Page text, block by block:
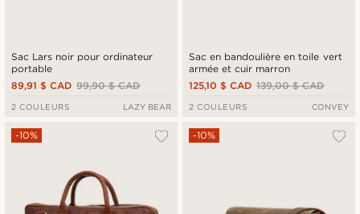
Sac Lars noir pour ordinateur
portable
99,90 $ CAD
89,91 $ CAD
2 COULEURS LAZY BEAR
Sac en bandoulière en toile vert
armée et cuir marron
139,00 $ CAD
125,10 $ CAD
2 COULEURS CONVEY
-10% -10%